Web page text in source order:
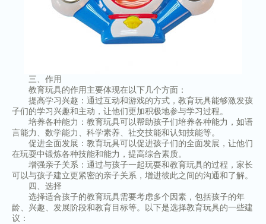
三、作用
教育玩具的作用主要体现在以下几个方面：
提高学习兴趣：通过互动和游戏的方式，教育玩具能够激发孩
子们的学习兴趣和主动，让他们更加积极地参与学习过程。
培养各种能力：教育玩具可以帮助孩子们培养各种能力，如语
言能力、数学能力、科学素养、社交技能和认知技能等。
促进全面发展：教育玩具可以促进孩子们的全面发展，让他们
在玩耍中锻炼各种技能和能力，提高综合素质。
增强亲子关系：通过与孩子一起玩耍和教育玩具的过程，家长
可以与孩子建立更紧密的亲子关系，增进彼此之间的沟通和了解。
四、选择
选择适合孩子的教育玩具需要考虑多个因素，包括孩子的年
龄、兴趣、发展阶段和教育目标等。以下是选择教育玩具的一些建
议：